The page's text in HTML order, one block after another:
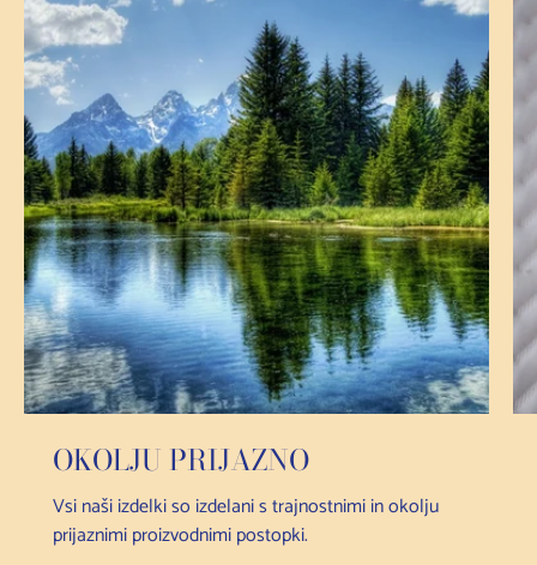
OKOLJU PRIJAZNO
Vsi naši izdelki so izdelani s trajnostnimi in okolju
prijaznimi proizvodnimi postopki.